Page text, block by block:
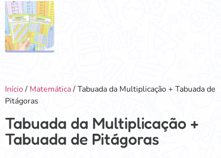
Início/ Matemática/ Tabuada da Multiplicação + Tabuada de
Pitágoras
Tabuada da Multiplicação +
Tabuada de Pitágoras